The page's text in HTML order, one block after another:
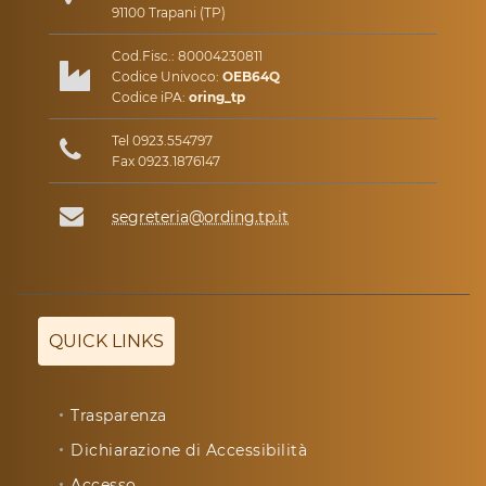
91100 Trapani (TP)
Cod.Fisc.: 80004230811
Codice Univoco: OEB64Q
Codice iPA: oring_tp
Tel 0923.554797
Fax 0923.1876147
segreteria@ording.tp.it
QUICK LINKS
Trasparenza
Dichiarazione di Accessibilità